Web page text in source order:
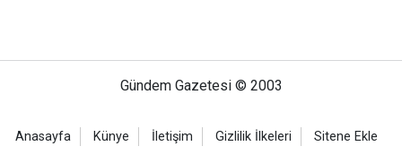
Gündem Gazetesi © 2003
Anasayfa Künye İletişim Gizlilik İlkeleri Sitene Ekle